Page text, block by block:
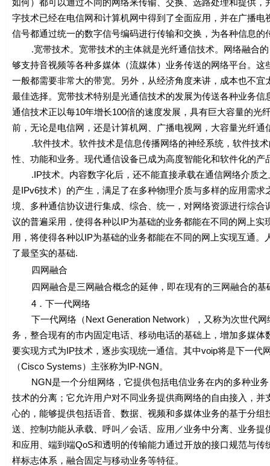
如何）都可以通过不同的网络来传输、交换、选路处理和提供
字技术已经在电信网和计算机网中得到了全面应用，并在广播
信号都通过统一的数字信号编码进行传输和交换，为各种信息
.宽带技术。宽带技术的主体就是光纤通信技术。网络融合的
够支持音视频等各种多媒体（流媒体）业务传送的网络平台。
一般都需要非常大的带宽。另外，从经济角度来讲，成本也不
最佳选择。宽带技术特别是光通信技术的发展为传送各种业务
通信技术正以每10年增长100倍的速度发展，具有巨大容量的光
前，无论是电信网，还是计算机网、广播电视网，大容量光纤通
.软件技术。软件技术是信息传播网络的神经系统，软件技术
性、功能和业务。现代通信设备已成为高度智能化和软件化的
.IP技术。内容数字化后，还不能直接承载在通信网络介质之
是IPv6技术）的产生，满足了在多种物理介质与多样的应用需
境、多种通信协议进行集成、综合、统一，对网络资源进行综
议的普遍采用，使得各种以IP为基础的业务都能在不同的网上
用，将使得各种以IP为基础的业务都能在不同的网上实现互通
了最坚实的基础.
四网融合
四网融合是三网融合概念的延伸，即在现有的三网融合的基
4．下一代网络
下一代网络（Next Generation Network），又称为次世代网
务，整合现有的市内固定电话、移动电话的基础上，增加多媒
要实现方式为IP技术，逐步实现统一通信。其中voip将是下一
（Cisco Systems）主张称为IP-NGN。
NGN是一个分组网络，它提供包括电信业务在内的多种业务
技术的分离；它允许用户对不同业务提供商网络的自由接入，
心的，能够提供包括语音、数据、视频和多媒体业务的基于分
送、控制功能从承载、呼叫／会话、应用／业务中分离、业务
和应用、端到端QoS和透明的传输能力通过开放的接口规范与
样标志体系，融合固定与移动业务等特征。